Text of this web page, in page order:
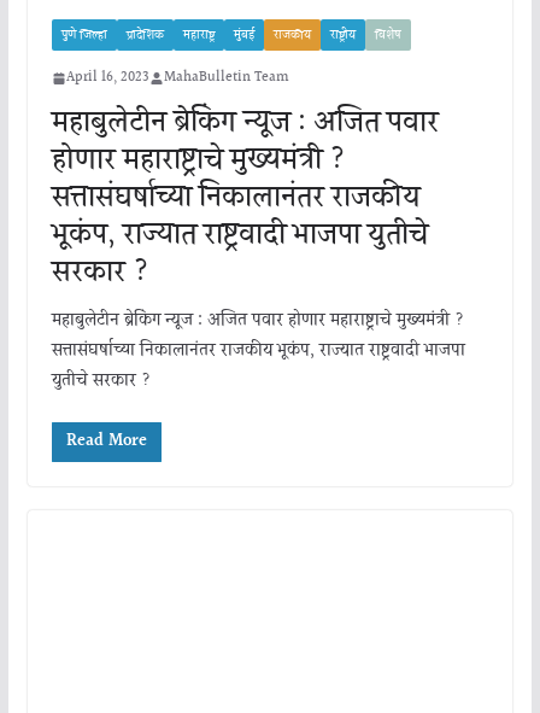
पुणे जिल्हा प्रादेशिक महाराष्ट्र मुंबई राजकीय राष्ट्रीय विशेष
April 16, 2023 MahaBulletin Team
महाबुलेटीन ब्रेकिंग न्यूज : अजित पवार
होणार महाराष्ट्राचे मुख्यमंत्री ?
सत्तासंघर्षाच्या निकालानंतर राजकीय
भूकंप, राज्यात राष्ट्रवादी भाजपा युतीचे
सरकार ?
महाबुलेटीन ब्रेकिंग न्यूज : अजित पवार होणार महाराष्ट्राचे मुख्यमंत्री ?
सत्तासंघर्षाच्या निकालानंतर राजकीय भूकंप, राज्यात राष्ट्रवादी भाजपा
युतीचे सरकार ?
Read More